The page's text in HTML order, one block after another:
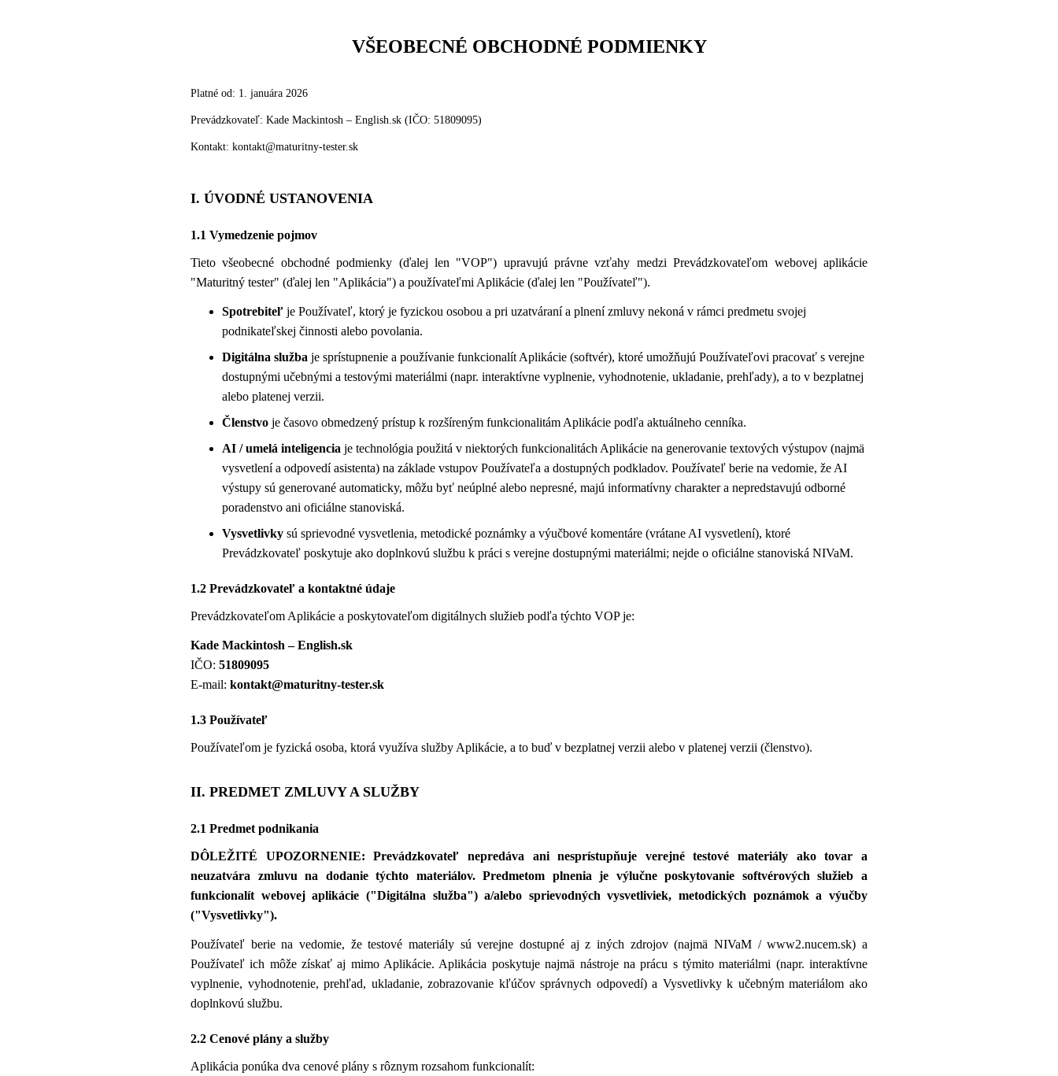
VŠEOBECNÉ OBCHODNÉ PODMIENKY
Platné od: 1. januára 2026
Prevádzkovateľ: Kade Mackintosh – English.sk (IČO: 51809095)
Kontakt: kontakt@maturitny-tester.sk
I. ÚVODNÉ USTANOVENIA
1.1 Vymedzenie pojmov
Tieto všeobecné obchodné podmienky (ďalej len "VOP") upravujú právne vzťahy medzi Prevádzkovateľom webovej aplikácie
"Maturitný tester" (ďalej len "Aplikácia") a používateľmi Aplikácie (ďalej len "Používateľ").
Spotrebiteľ je Používateľ, ktorý je fyzickou osobou a pri uzatváraní a plnení zmluvy nekoná v rámci predmetu svojej
podnikateľskej činnosti alebo povolania.
Digitálna služba je sprístupnenie a používanie funkcionalít Aplikácie (softvér), ktoré umožňujú Používateľovi pracovať s verejne
dostupnými učebnými a testovými materiálmi (napr. interaktívne vyplnenie, vyhodnotenie, ukladanie, prehľady), a to v bezplatnej
alebo platenej verzii.
Členstvo je časovo obmedzený prístup k rozšíreným funkcionalitám Aplikácie podľa aktuálneho cenníka.
AI / umelá inteligencia je technológia použitá v niektorých funkcionalitách Aplikácie na generovanie textových výstupov (najmä
vysvetlení a odpovedí asistenta) na základe vstupov Používateľa a dostupných podkladov. Používateľ berie na vedomie, že AI
výstupy sú generované automaticky, môžu byť neúplné alebo nepresné, majú informatívny charakter a nepredstavujú odborné
poradenstvo ani oficiálne stanoviská.
Vysvetlivky sú sprievodné vysvetlenia, metodické poznámky a výučbové komentáre (vrátane AI vysvetlení), ktoré
Prevádzkovateľ poskytuje ako doplnkovú službu k práci s verejne dostupnými materiálmi; nejde o oficiálne stanoviská NIVaM.
1.2 Prevádzkovateľ a kontaktné údaje
Prevádzkovateľom Aplikácie a poskytovateľom digitálnych služieb podľa týchto VOP je:
Kade Mackintosh – English.sk
IČO: 51809095
E-mail: kontakt@maturitny-tester.sk
1.3 Používateľ
Používateľom je fyzická osoba, ktorá využíva služby Aplikácie, a to buď v bezplatnej verzii alebo v platenej verzii (členstvo).
II. PREDMET ZMLUVY A SLUŽBY
2.1 Predmet podnikania
DÔLEŽITÉ UPOZORNENIE: Prevádzkovateľ nepredáva ani nesprístupňuje verejné testové materiály ako tovar a
neuzatvára zmluvu na dodanie týchto materiálov. Predmetom plnenia je výlučne poskytovanie softvérových služieb a
funkcionalít webovej aplikácie ("Digitálna služba") a/alebo sprievodných vysvetliviek, metodických poznámok a výučby
("Vysvetlivky").
Používateľ berie na vedomie, že testové materiály sú verejne dostupné aj z iných zdrojov (najmä NIVaM / www2.nucem.sk) a
Používateľ ich môže získať aj mimo Aplikácie. Aplikácia poskytuje najmä nástroje na prácu s týmito materiálmi (napr. interaktívne
vyplnenie, vyhodnotenie, prehľad, ukladanie, zobrazovanie kľúčov správnych odpovedí) a Vysvetlivky k učebným materiálom ako
doplnkovú službu.
2.2 Cenové plány a služby
Aplikácia ponúka dva cenové plány s rôznym rozsahom funkcionalít: